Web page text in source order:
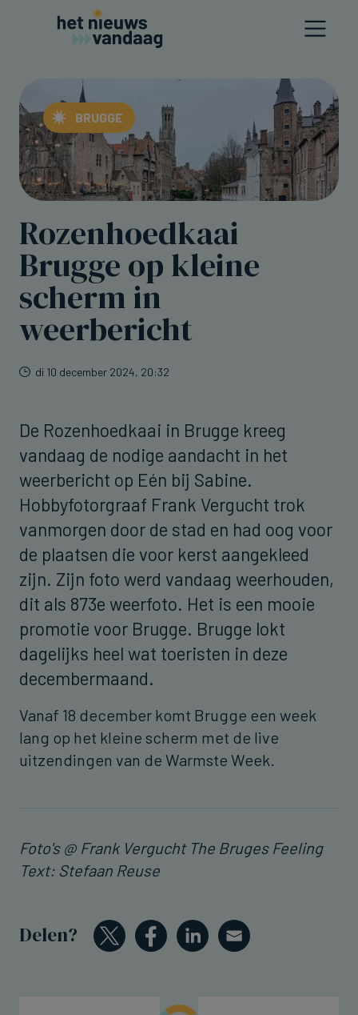
BRUGGE
Rozenhoedkaai
Brugge op kleine
scherm in
weerbericht
di 10 december 2024, 20:32
De Rozenhoedkaai in Brugge kreeg
vandaag de nodige aandacht in het
weerbericht op Eén bij Sabine.
Hobbyfotorgraaf Frank Vergucht trok
vanmorgen door de stad en had oog voor
de plaatsen die voor kerst aangekleed
zijn. Zijn foto werd vandaag weerhouden,
dit als 873e weerfoto. Het is een mooie
promotie voor Brugge. Brugge lokt
dagelijks heel wat toeristen in deze
decembermaand.
Vanaf 18 december komt Brugge een week
lang op het kleine scherm met de live
uitzendingen van de Warmste Week.
Foto's @ Frank Vergucht The Bruges Feeling
Text: Stefaan Reuse
Delen?